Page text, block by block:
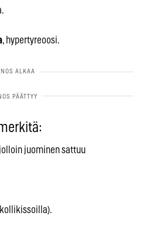
, hypertyreoosi.
juominen sattuu